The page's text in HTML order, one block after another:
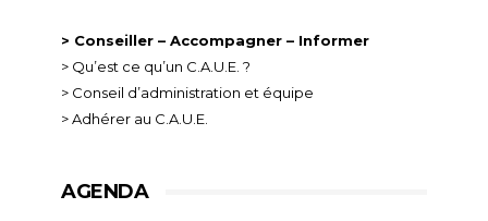
> Conseiller – Accompagner – Informer
> Qu’est ce qu’un C.A.U.E. ?
> Conseil d’administration et équipe
> Adhérer au C.A.U.E.
AGENDA